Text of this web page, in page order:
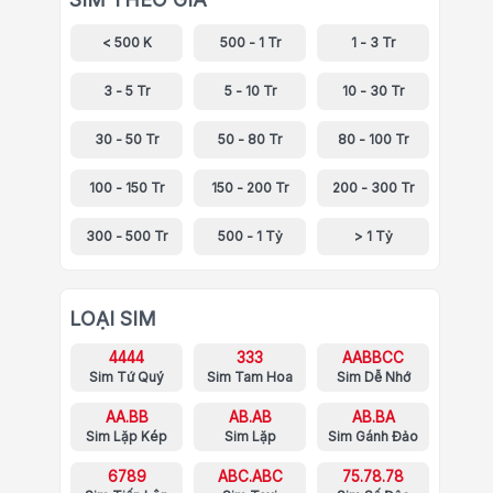
< 500 K 500 - 1 Tr 1 - 3 Tr
3 - 5 Tr 5 - 10 Tr 10 - 30 Tr
30 - 50 Tr 50 - 80 Tr 80 - 100 Tr
100 - 150 Tr 150 - 200 Tr 200 - 300 Tr
300 - 500 Tr 500 - 1 Tỷ > 1 Tỷ
LOẠI SIM
4444
Sim Tứ Quý
333
Sim Tam Hoa
AABBCC
Sim Dễ Nhớ
AA.BB
Sim Lặp Kép
AB.AB
Sim Lặp
AB.BA
Sim Gánh Đảo
6789 ABC.ABC 75.78.78